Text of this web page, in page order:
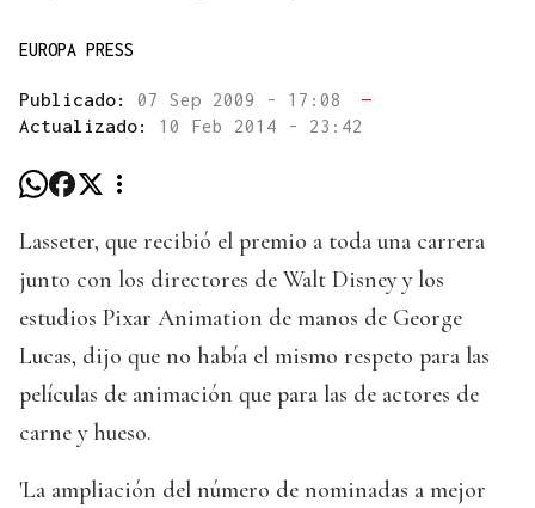
EUROPA PRESS
Publicado: 07 Sep 2009 - 17:08
—
Actualizado: 10 Feb 2014 - 23:42
Lasseter, que recibió el premio a toda una carrera
junto con los directores de Walt Disney y los
estudios Pixar Animation de manos de George
Lucas, dijo que no había el mismo respeto para las
películas de animación que para las de actores de
carne y hueso.
'La ampliación del número de nominadas a mejor